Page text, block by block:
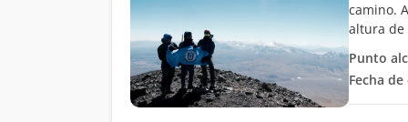
camino.
altura de
Punto
Fecha